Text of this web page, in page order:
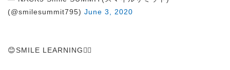
(@smilesummit795) June 3, 2020
😊SMILE LEARNING✍🏻